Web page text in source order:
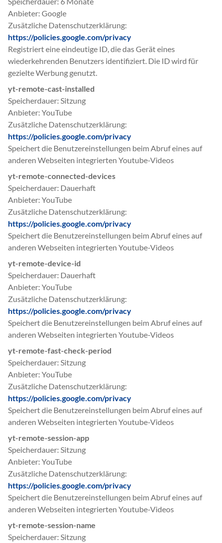
Anbieter Google
Zusätzliche Datenschutzerklärung
https://policies.google.com/privacy
Registriert eine eindeutige ID, die das Gerät eines
wiederkehrenden Benutzers identifiziert. Die ID wird für
gezielte Werbung genutzt.
yt-remote-cast-installed
Speicherdauer Sitzung
Anbieter YouTube
Zusätzliche Datenschutzerklärung
https://policies.google.com/privacy
Speichert die Benutzereinstellungen beim Abruf eines auf
anderen Webseiten integrierten Youtube-Videos
yt-remote-connected-devices
Speicherdauer Dauerhaft
Anbieter YouTube
Zusätzliche Datenschutzerklärung
https://policies.google.com/privacy
Speichert die Benutzereinstellungen beim Abruf eines auf
anderen Webseiten integrierten Youtube-Videos
yt-remote-device-id
Speicherdauer Dauerhaft
Anbieter YouTube
Zusätzliche Datenschutzerklärung
https://policies.google.com/privacy
Speichert die Benutzereinstellungen beim Abruf eines auf
anderen Webseiten integrierten Youtube-Videos
yt-remote-fast-check-period
Speicherdauer Sitzung
Anbieter YouTube
Zusätzliche Datenschutzerklärung
https://policies.google.com/privacy
Speichert die Benutzereinstellungen beim Abruf eines auf
anderen Webseiten integrierten Youtube-Videos
yt-remote-session-app
Speicherdauer Sitzung
Anbieter YouTube
Zusätzliche Datenschutzerklärung
https://policies.google.com/privacy
Speichert die Benutzereinstellungen beim Abruf eines auf
anderen Webseiten integrierten Youtube-Videos
yt-remote-session-name
Speicherdauer Sitzung